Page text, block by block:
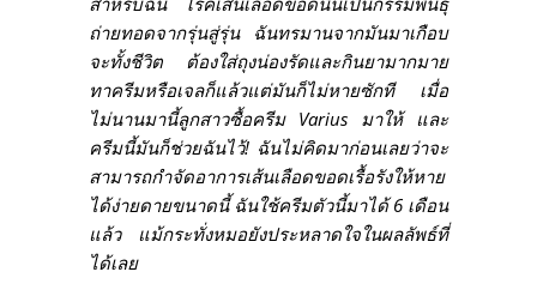
ถ่ายทอดจากรุ่นสู่รุ่น ฉันทรมานจากมันมาเกือบ
จะทั้งชีวิต ต้องใส่ถุงน่องรัดและกินยามากมาย
ทาครีมหรือเจลก็แล้วแต่มันก็ไม่หายซักที เมื่อ
ไม่นานมานี้ลูกสาวซื้อครีม Varius มาให้ และ
ครีมนี้มันก็ช่วยฉันไว้! ฉันไม่คิดมาก่อนเลยว่าจะ
สามารถกำจัดอาการเส้นเลือดขอดเรื้อรังให้หาย
ได้ง่ายดายขนาดนี้ ฉันใช้ครีมตัวนี้มาได้ 6 เดือน
แล้ว แม้กระทั่งหมอยังประหลาดใจในผลลัพธ์ที่
ได้เลย